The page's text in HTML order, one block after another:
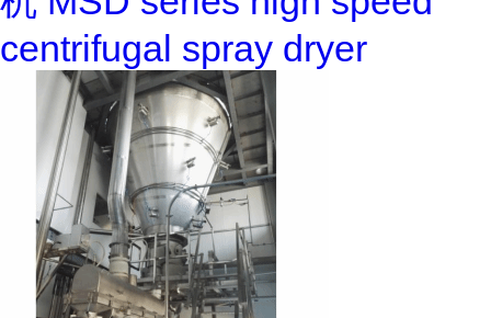
centrifugal spray dryer